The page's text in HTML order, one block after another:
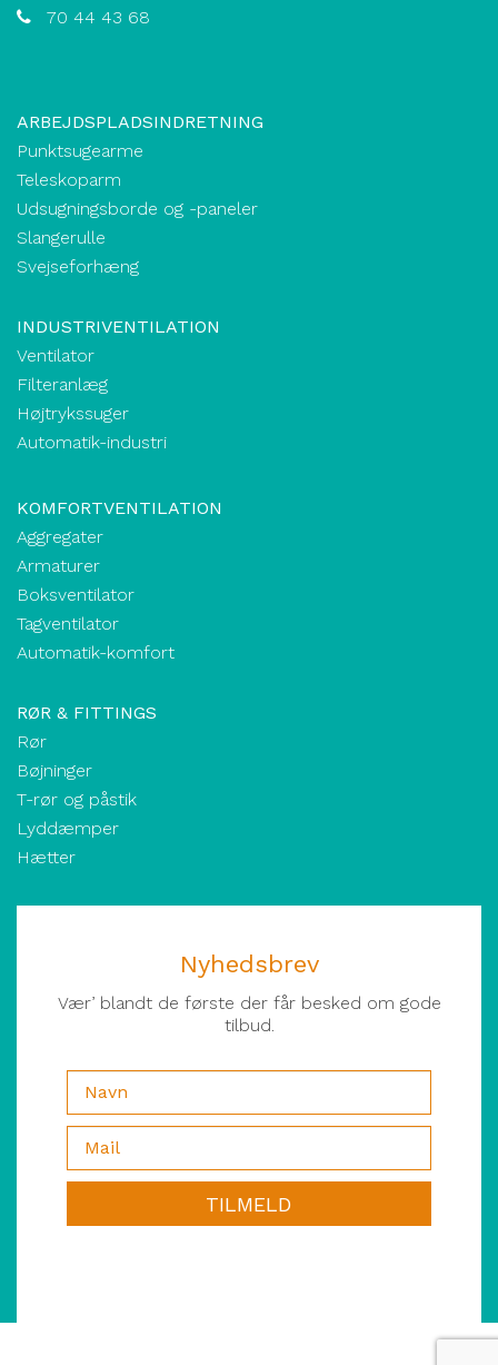
70 44 43 68
ARBEJDSPLADSINDRETNING
Punktsugearme
Teleskoparm
Udsugningsborde og -paneler
Slangerulle
Svejseforhæng
INDUSTRIVENTILATION
Ventilator
Filteranlæg
Højtrykssuger
Automatik-industri
KOMFORTVENTILATION
Aggregater
Armaturer
Boksventilator
Tagventilator
Automatik-komfort
RØR & FITTINGS
Rør
Bøjninger
T-rør og påstik
Lyddæmper
Hætter
Nyhedsbrev
Vær’ blandt de første der får besked om gode
tilbud.
TILMELD